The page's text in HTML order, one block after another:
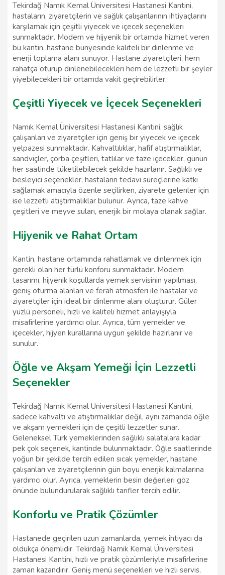
Tekirdağ Namık Kemal Üniversitesi Hastanesi Kantini,
hastaların, ziyaretçilerin ve sağlık çalışanlarının ihtiyaçlarını
karşılamak için çeşitli yiyecek ve içecek seçenekleri
sunmaktadır. Modern ve hijyenik bir ortamda hizmet veren
bu kantin, hastane bünyesinde kaliteli bir dinlenme ve
enerji toplama alanı sunuyor. Hastane ziyaretçileri, hem
rahatça oturup dinlenebilecekleri hem de lezzetli bir şeyler
yiyebilecekleri bir ortamda vakit geçirebilirler.
Çeşitli Yiyecek ve İçecek Seçenekleri
Namık Kemal Üniversitesi Hastanesi Kantini, sağlık
çalışanları ve ziyaretçiler için geniş bir yiyecek ve içecek
yelpazesi sunmaktadır. Kahvaltılıklar, hafif atıştırmalıklar,
sandviçler, çorba çeşitleri, tatlılar ve taze içecekler, günün
her saatinde tüketilebilecek şekilde hazırlanır. Sağlıklı ve
besleyici seçenekler, hastaların tedavi süreçlerine katkı
sağlamak amacıyla özenle seçilirken, ziyarete gelenler için
ise lezzetli atıştırmalıklar bulunur. Ayrıca, taze kahve
çeşitleri ve meyve suları, enerjik bir molaya olanak sağlar.
Hijyenik ve Rahat Ortam
Kantin, hastane ortamında rahatlamak ve dinlenmek için
gerekli olan her türlü konforu sunmaktadır. Modern
tasarımı, hijyenik koşullarda yemek servisinin yapılması,
geniş oturma alanları ve ferah atmosferi ile hastalar ve
ziyaretçiler için ideal bir dinlenme alanı oluşturur. Güler
yüzlü personeli, hızlı ve kaliteli hizmet anlayışıyla
misafirlerine yardımcı olur. Ayrıca, tüm yemekler ve
içecekler, hijyen kurallarına uygun şekilde hazırlanır ve
sunulur.
Öğle ve Akşam Yemeği İçin Lezzetli
Seçenekler
Tekirdağ Namık Kemal Üniversitesi Hastanesi Kantini,
sadece kahvaltı ve atıştırmalıklar değil, aynı zamanda öğle
ve akşam yemekleri için de çeşitli lezzetler sunar.
Geleneksel Türk yemeklerinden sağlıklı salatalara kadar
pek çok seçenek, kantinde bulunmaktadır. Öğle saatlerinde
yoğun bir şekilde tercih edilen sıcak yemekler, hastane
çalışanları ve ziyaretçilerinin gün boyu enerjik kalmalarına
yardımcı olur. Ayrıca, yemeklerin besin değerleri göz
önünde bulundurularak sağlıklı tarifler tercih edilir.
Konforlu ve Pratik Çözümler
Hastanede geçirilen uzun zamanlarda, yemek ihtiyacı da
oldukça önemlidir. Tekirdağ Namık Kemal Üniversitesi
Hastanesi Kantini, hızlı ve pratik çözümleriyle misafirlerine
zaman kazandırır. Geniş menü seçenekleri ve hızlı servis,